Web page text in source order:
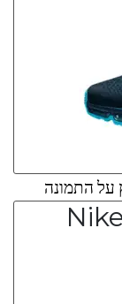
על התמונה